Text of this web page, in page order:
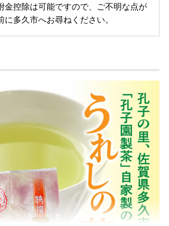
金控除は可能ですので、ご不明な点が
多久市へお尋ねください。